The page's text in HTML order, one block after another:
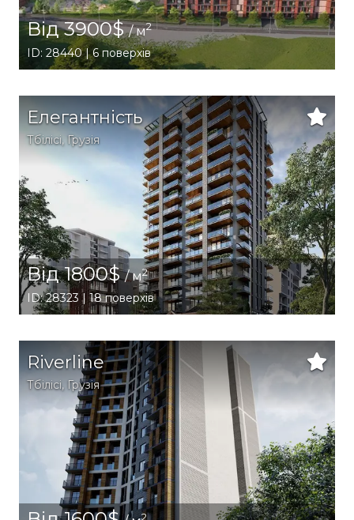
Від 3900$/ м2
ID: 28440 | 6 поверхів
Елегантність
Тбілісі, Грузія
Від 1800$/ м2
ID: 28323 | 18 поверхів
Riverline
Тбілісі, Грузія
2